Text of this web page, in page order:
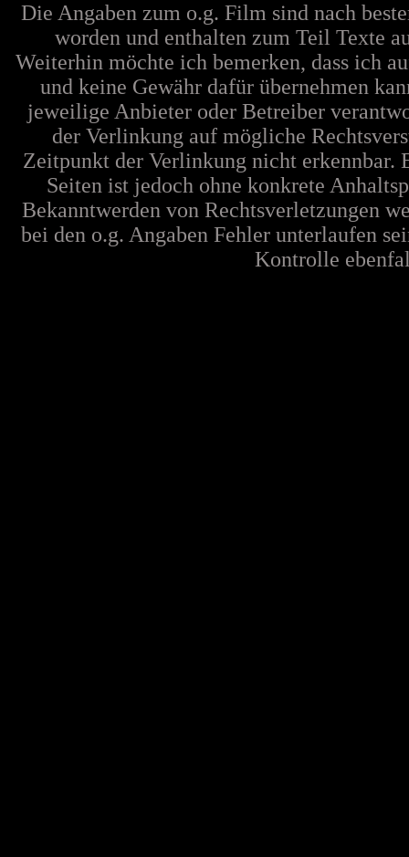
Die Angaben zum o.g. Film sind nach
worden und enthalten zum Teil Texte
Weiterhin möchte ich bemerken, dass ich
und keine Gewähr dafür übernehmen
jeweilige Anbieter oder Betreiber
der Verlinkung auf mögliche
Zeitpunkt der Verlinkung nicht
Seiten ist jedoch ohne konkrete
Bekanntwerden von Rechtsverletzungen
bei den o.g. Angaben Fehler unterlaufen
Kontrolle